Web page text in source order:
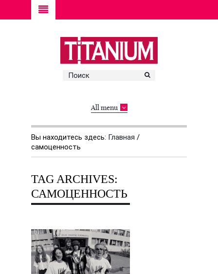
All menu
Вы находитесь здесь: Главная /
самоценность
TAG ARCHIVES:
САМОЦЕННОСТЬ